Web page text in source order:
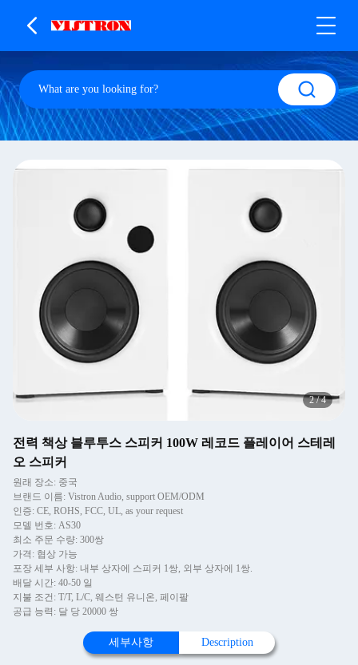
2/4
전력 책상 블루투스 스피커 100W 레코드 플레이어 스테레
오 스피커
원래 장소: 중국
브랜드 이름: Vistron Audio, support OEM/ODM
인증: CE, ROHS, FCC, UL, as your request
모델 번호: AS30
최소 주문 수량: 300쌍
가격: 협상 가능
포장 세부 사항: 내부 상자에 스피커 1쌍, 외부 상자에 1쌍.
배달 시간: 40-50 일
지불 조건: T/T, L/C, 웨스턴 유니온, 페이팔
공급 능력: 달 당 20000 쌍
세부사항 Description